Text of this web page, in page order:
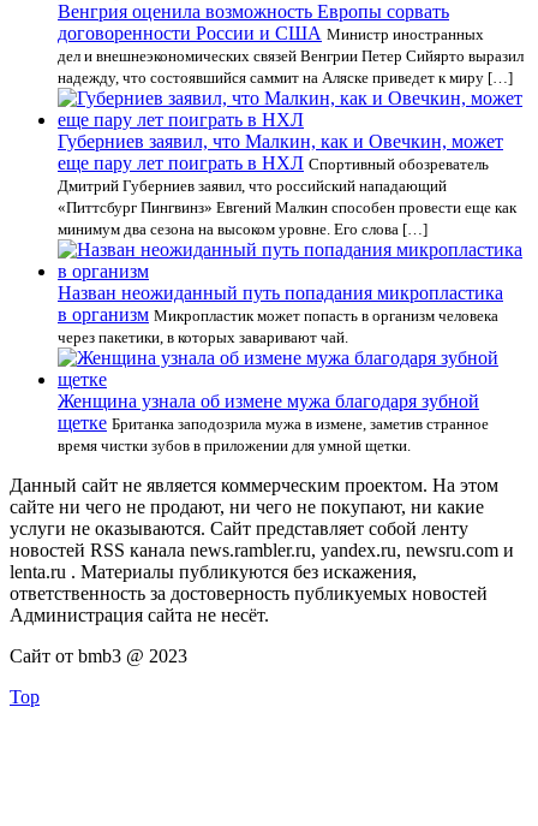
Венгрия оценила возможность Европы сорвать
договоренности России и США Министр иностранных
дел и внешнеэкономических связей Венгрии Петер Сийярто выразил
надежду, что состоявшийся саммит на Аляске приведет к миру […]
Губерниев заявил, что Малкин, как и Овечкин, может
еще пару лет поиграть в НХЛ Спортивный обозреватель
Дмитрий Губерниев заявил, что российский нападающий
«Питтсбург Пингвинз» Евгений Малкин способен провести еще как
минимум два сезона на высоком уровне. Его слова […]
Назван неожиданный путь попадания микропластика
в организм Микропластик может попасть в организм человека
через пакетики, в которых заваривают чай.
Женщина узнала об измене мужа благодаря зубной
щетке Британка заподозрила мужа в измене, заметив странное
время чистки зубов в приложении для умной щетки.
Данный сайт не является коммерческим проектом. На этом
сайте ни чего не продают, ни чего не покупают, ни какие
услуги не оказываются. Сайт представляет собой ленту
новостей RSS канала news.rambler.ru, yandex.ru, newsru.com и
lenta.ru . Материалы публикуются без искажения,
ответственность за достоверность публикуемых новостей
Администрация сайта не несёт.
Сайт от bmb3 @ 2023
Top